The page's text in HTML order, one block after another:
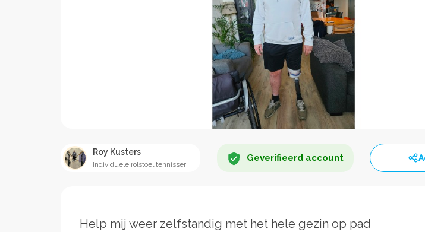
Roy Kusters
Individuele rolstoel tennisser
Geverifieerd account
Help mij weer zelfstandig met het hele gezin op pad